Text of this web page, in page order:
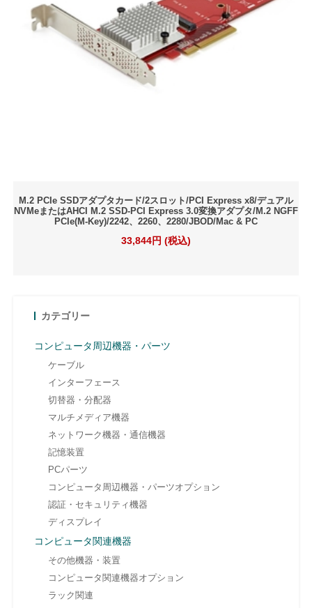
M.2 PCIe SSDアダプタカード/2スロット/PCI Express x8/デュアル
NVMeまたはAHCI M.2 SSD-PCI Express 3.0変換アダプタ/M.2 NGFF
PCIe(M-Key)/2242、2260、2280/JBOD/Mac & PC
33,844円 (税込)
カテゴリー
コンピュータ周辺機器・パーツ
ケーブル
インターフェース
切替器・分配器
マルチメディア機器
ネットワーク機器・通信機器
記憶装置
PCパーツ
コンピュータ周辺機器・パーツオプション
認証・セキュリティ機器
ディスプレイ
コンピュータ関連機器
その他機器・装置
コンピュータ関連機器オプション
ラック関連